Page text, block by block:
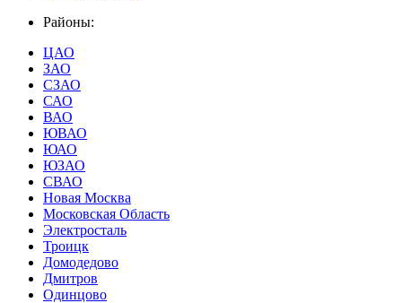
Районы:
ЦАО
ЗАО
СЗАО
САО
ВАО
ЮВАО
ЮАО
ЮЗАО
СВАО
Новая Москва
Московская Область
Электросталь
Троицк
Домодедово
Дмитров
Одинцово